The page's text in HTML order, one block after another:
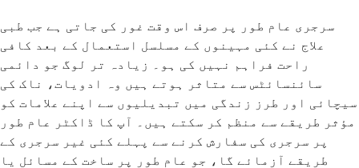
سرجری عام طور پر صرف اس وقت غور کی جاتی ہے جب طبی
علاج نے کئی مہینوں کے مسلسل استعمال کے بعد کافی
راحت فراہم نہیں کی ہو۔ زیادہ تر لوگ جو دائمی
سائنسائٹس سے متاثر ہوتے ہیں وہ ادویات، ناک کی
سیچائی اور طرز زندگی میں تبدیلیوں سے اپنے علامات کو
مؤثر طریقے سے منظم کر سکتے ہیں۔ آپ کا ڈاکٹر عام طور
پر سرجری کی سفارش کرنے سے پہلے کئی غیر سرجری کے
طریقے آزمائے گا، جو عام طور پر ساخت کے مسائل یا